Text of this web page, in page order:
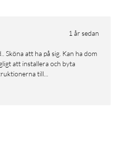
1 år sedan
att installera och byta
till...